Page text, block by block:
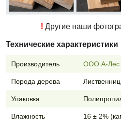
! Другие наши
Технические характеристики
Производитель ООО А-Лес
Порода дерева
Упаковка
Влажность 16 ± 2%